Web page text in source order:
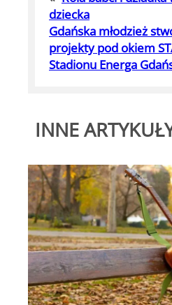
dziecka
Gdańska młodzież
projekty pod okiem
Stadionu Energa
INNE